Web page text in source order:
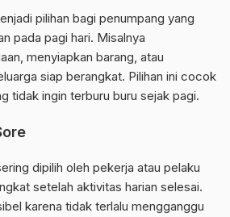
pilihan bagi penumpang yang
pada pagi hari. Misalnya
menyiapkan barang, atau
siap berangkat. Pilihan ini cocok
tidak ingin terburu buru sejak pagi.
dipilih oleh pekerja atau pelaku
setelah aktivitas harian selesai.
karena tidak terlalu mengganggu